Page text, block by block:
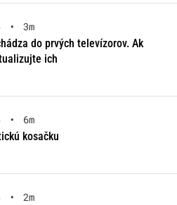
•
3m
do prvých televízorov. Ak
ich
•
6m
kosačku
•
2m